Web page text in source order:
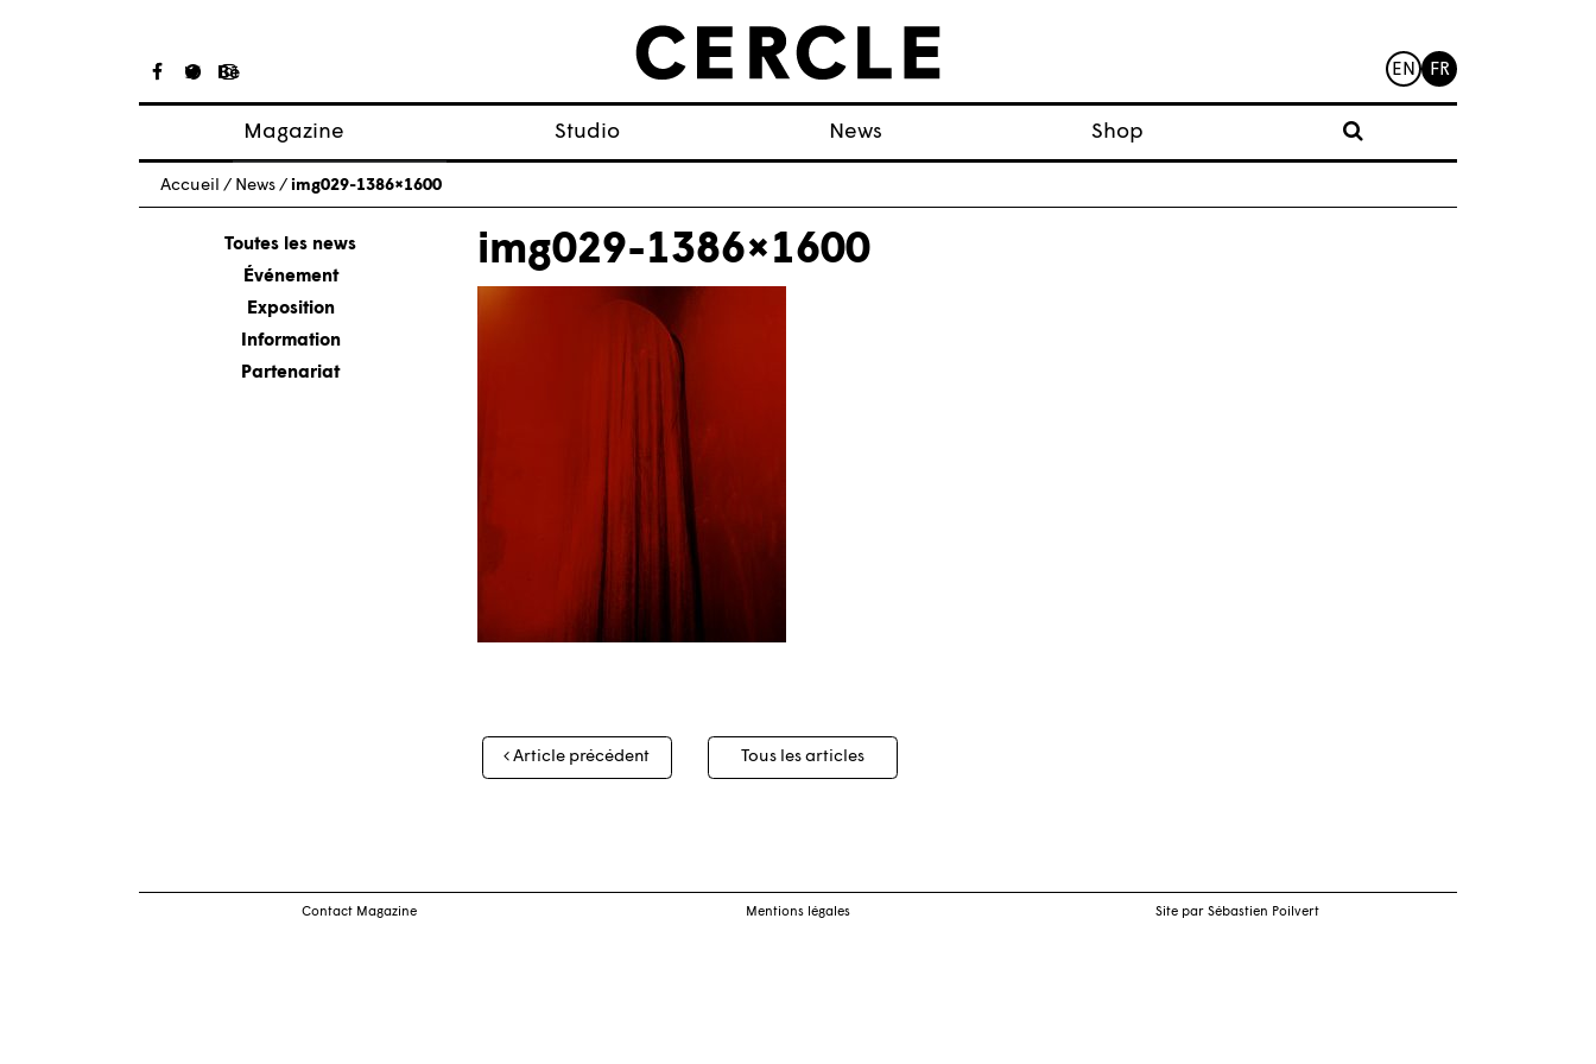
EN FR
Magazine
Articles
À propos
Numéros
Studio News Shop
Accueil / News / img029-1386×1600
Toutes les news
Événement
Exposition
Information
Partenariat
img029-1386×1600
Navigation
des
Article précédent Tous les articles
Contact Magazine Mentions légales Site par Sébastien Poilvert